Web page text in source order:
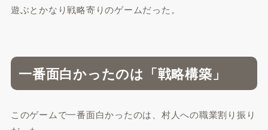
遊ぶとかなり戦略寄りのゲームだった。
一番面白かったのは「戦略構築」
このゲームで一番面白かったのは、村人への職業割り振り